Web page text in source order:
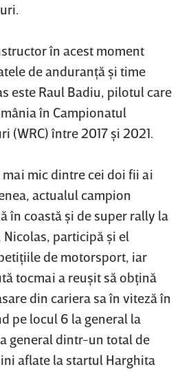
în acest moment
de anduranţă şi time
este Raul Badiu, pilotul care
în Campionatul
(WRC) între 2017 şi 2021.
mai mic dintre cei doi fii ai
actualul campion
în coastă şi de super rally la
participă şi el
de motorsport, iar
tocmai a reuşit să obţină
din cariera sa în viteză în
pe locul 6 la general la
general dintr-un total de
aflate la startul Harghita